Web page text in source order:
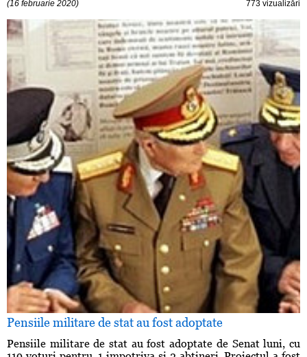
(16 februarie 2020) 773 vizualizări
Pensiile militare de stat au fost adoptate
Pensiile militare de stat au fost adoptate de Senat luni, cu